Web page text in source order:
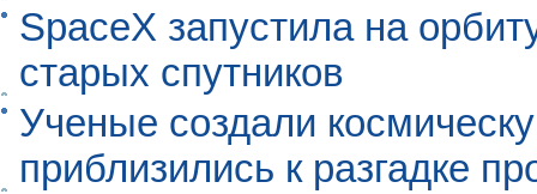
SpaceX запустила на
старых спутников
Ученые создали
приблизились к разгадке